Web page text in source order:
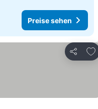
Preise sehen
Teilen
Zu